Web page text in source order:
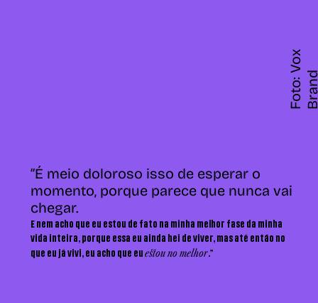
“É meio doloroso isso de esperar o
momento, porque parece que nunca vai
chegar.
E nem acho que eu estou de fato na minha melhor fase da minha
vida inteira, porque essa eu ainda hei de viver, mas até então no
que eu já vivi, eu acho que euestou no melhor.”
F
o
t
o
:
V
o
x
B
r
a
n